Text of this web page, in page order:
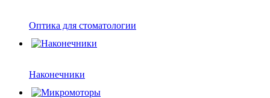
Оптика для стоматологии
Наконечники